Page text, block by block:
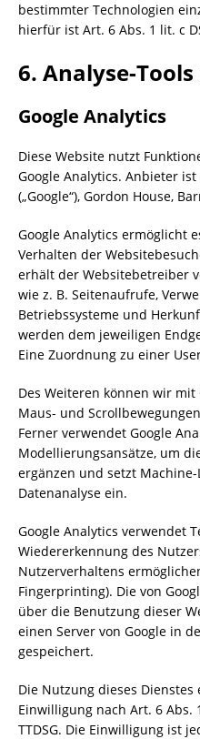
bestimmter Technologien
hierfür ist Art. 6 Abs. 1 lit. c
6. Analyse-
Google Analytics
Diese Website nutzt
Google Analytics. Anbieter
(„Google“), Gordon House,
Google Analytics ermöglicht
Verhalten der
erhält der Websitebetreiber
wie z. B. Seitenaufrufe,
Betriebssysteme und
werden dem jeweiligen
Eine Zuordnung zu einer
Des Weiteren können wir
Maus- und
Ferner verwendet Google
Modellierungsansätze, um
ergänzen und setzt
Datenanalyse ein.
Google Analytics verwendet
Wiedererkennung des
Nutzerverhaltens
Fingerprinting). Die von
über die Benutzung dieser
einen Server von Google in
gespeichert.
Die Nutzung dieses
Einwilligung nach Art. 6 Abs.
TTDSG. Die Einwilligung ist